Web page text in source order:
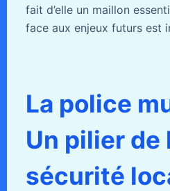
fait d’elle un maillon
face aux enjeux futurs est
La police
Un pilier de
sécurité